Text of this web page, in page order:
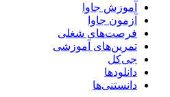
آموزش جاوا
آزمون جاوا
فرصت‌های شغلی
تمرین‌های آموزشی
جی‌کل
دانلودها
دانستنی‌ها